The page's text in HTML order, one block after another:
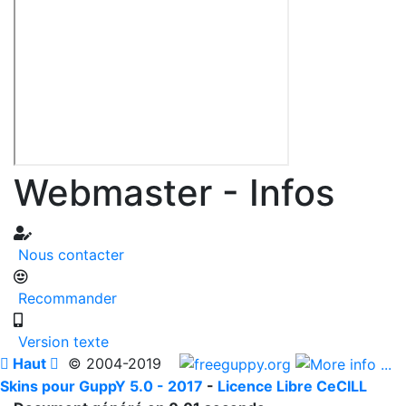
Webmaster - Infos
Nous contacter
Recommander
Version texte
 Haut  © 2004-2019
Skins pour GuppY 5.0 - 2017 - Licence Libre CeCILL